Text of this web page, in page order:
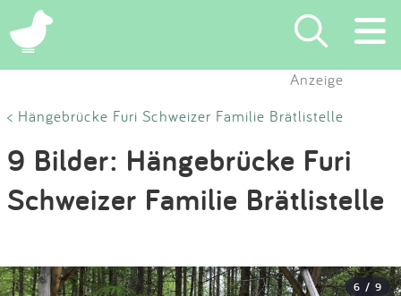
×
Suchen
Eintragen
App
Blog
Anzeige
< Hängebrücke Furi Schweizer Familie Brätlistelle
9 Bilder: Hängebrücke Furi
Schweizer Familie Brätlistelle
6 / 9